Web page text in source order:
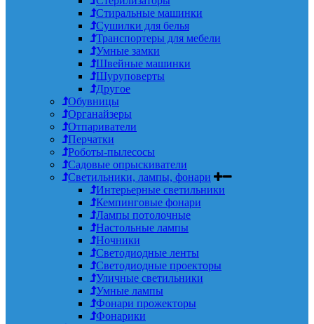
Стиральные машинки
Сушилки для белья
Транспортеры для мебели
Умные замки
Швейные машинки
Шуруповерты
Другое
Обувницы
Органайзеры
Отпариватели
Перчатки
Роботы-пылесосы
Садовые опрыскиватели
Светильники, лампы, фонари
Интерьерные светильники
Кемпинговые фонари
Лампы потолочные
Настольные лампы
Ночники
Светодиодные ленты
Светодиодные проекторы
Уличные светильники
Умные лампы
Фонари прожекторы
Фонарики